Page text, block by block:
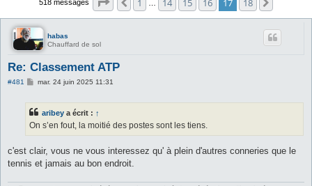
518 messages Précédente
1 14 15 16 17 18
habas
Chauffard de sol
Re: Classement ATP
#481
M
a
g
mar. 24 juin 2025 11:31
aribey a écrit : ↑
On s’en fout, la moitié des postes sont les tiens.
c'est clair, vous ne vous interessez qu' à plein d'autres conneries que le
tennis et jamais au bon endroit.